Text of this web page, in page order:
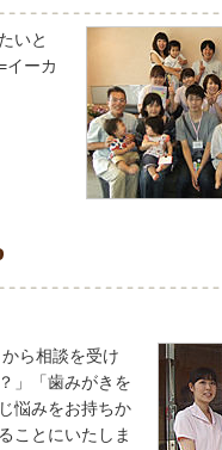
いと
イーカ
ら相談を受け
」「歯みがきを
悩みをお持ちか
ことにいたしま